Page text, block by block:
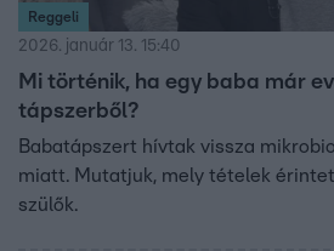
Reggeli
2026. január 13. 15:40
Mi történik, ha egy baba már
tápszerből?
Babatápszert hívtak vissza
miatt. Mutatjuk, mely tételek
szülők.